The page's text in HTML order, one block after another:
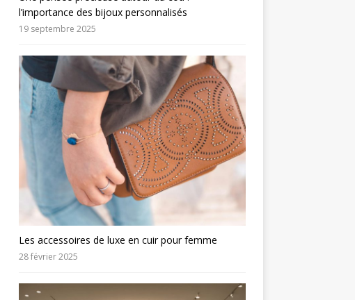
l’importance des bijoux personnalisés
19 septembre 2025
Les accessoires de luxe en cuir pour femme
28 février 2025